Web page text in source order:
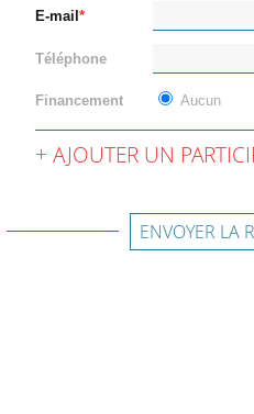
E-mail
Téléphone
Financement Aucun
AJOUTER UN
ENVOYER LA